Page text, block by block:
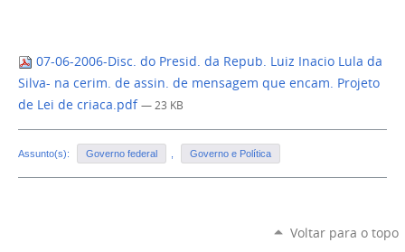
07-06-2006-Disc. do Presid. da Repub. Luiz Inacio Lula da
Silva- na cerim. de assin. de mensagem que encam. Projeto
de Lei de criaca.pdf — 23 KB
Assunto(s): Governo federal Governo e Política
Voltar para o topo